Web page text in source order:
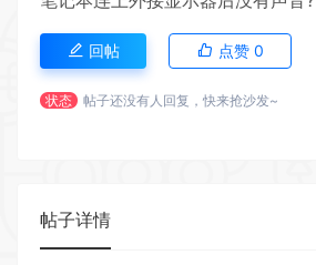
回帖 点赞 0
状态 帖子还没有人回复，快来抢沙发~
帖子详情